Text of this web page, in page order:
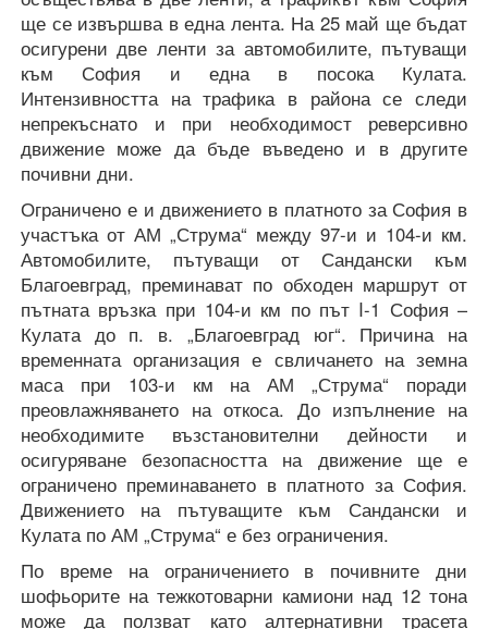
ще се извършва в една лента. На 25 май ще бъдат
осигурени две ленти за автомобилите, пътуващи
към София и една в посока Кулата.
Интензивността на трафика в района се следи
непрекъснато и при необходимост реверсивно
движение може да бъде въведено и в другите
почивни дни.
Ограничено е и движението в платното за София в
участъка от АМ „Струма“ между 97-и и 104-и км.
Автомобилите, пътуващи от Сандански към
Благоевград, преминават по обходен маршрут от
пътната връзка при 104-и км по път I-1 София –
Кулата до п. в. „Благоевград юг“. Причина на
временната организация е свличането на земна
маса при 103-и км на АМ „Струма“ поради
преовлажняването на откоса. До изпълнение на
необходимите възстановителни дейности и
осигуряване безопасността на движение ще е
ограничено преминаването в платното за София.
Движението на пътуващите към Сандански и
Кулата по АМ „Струма“ е без ограничения.
По време на ограничението в почивните дни
шофьорите на тежкотоварни камиони над 12 тона
може да ползват като алтернативни трасета